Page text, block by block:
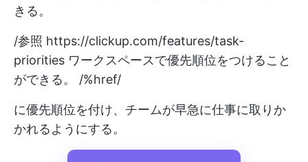
きる。
/参照 https://clickup.com/features/task-
priorities ワークスペースで優先順位をつけること
ができる。 /%href/
に優先順位を付け、チームが早急に仕事に取りか
かれるようにする。